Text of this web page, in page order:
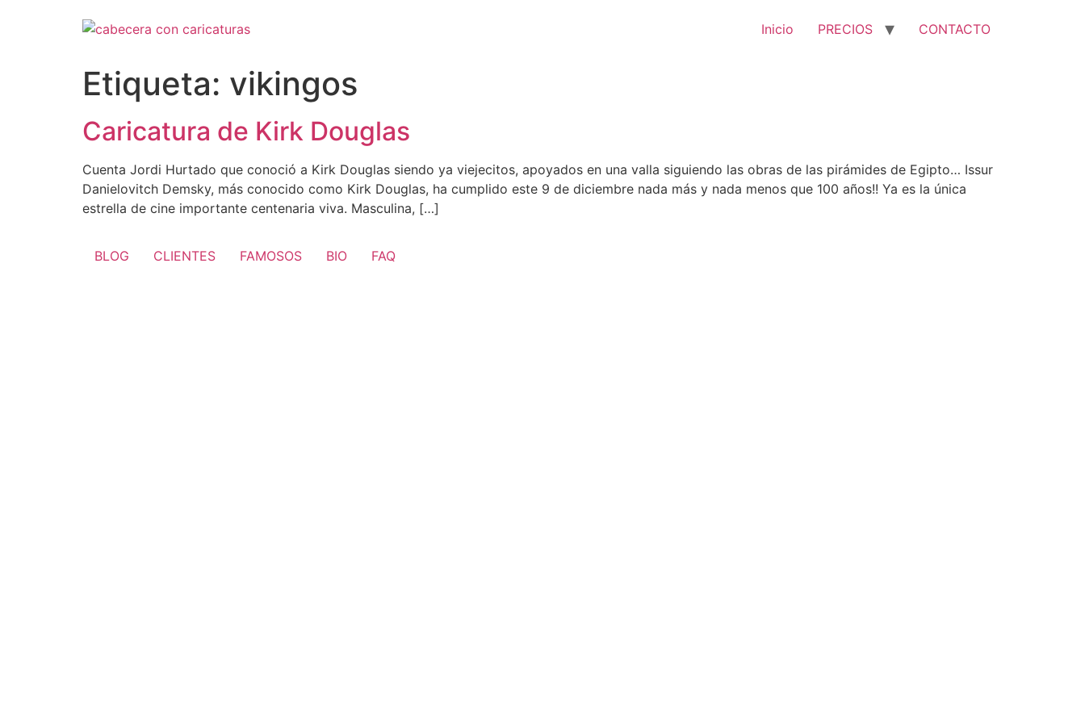
Inicio PRECIOS CONTACTO
Etiqueta: vikingos
Caricatura de Kirk Douglas
Cuenta Jordi Hurtado que conoció a Kirk Douglas siendo ya viejecitos, apoyados en una valla siguiendo las obras de las pirámides de Egipto… Issur
Danielovitch Demsky, más conocido como Kirk Douglas, ha cumplido este 9 de diciembre nada más y nada menos que 100 años!! Ya es la única
estrella de cine importante centenaria viva. Masculina, […]
BLOG CLIENTES FAMOSOS BIO FAQ